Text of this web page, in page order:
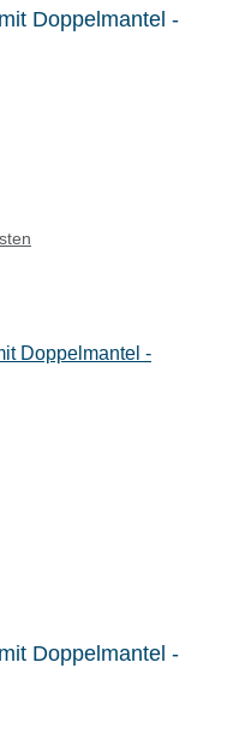
Doppelmantel -
Doppelmantel -